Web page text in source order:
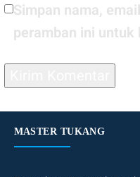
Simpan nama,
peramban ini
MASTER TUKANG